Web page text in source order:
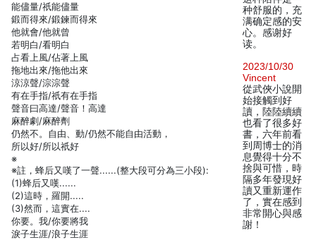
能儘量/祇能儘量
鍛而得來/鍛鍊而得來
他就會/他就曾
若明白/看明白
占看上風/佔著上風
拖地出來/拖他出來
涼涼聲/淙淙聲
有在手指/祇有在手指
聲音曰高達/聲音！高達
麻醉劇/麻醉劑
仍然不。自由、動/仍然不能自由活動，
所以好/所以祇好
※
※註，蜂后又嘆了一聲......(整大段可分為三小段):
(1)蜂后又嘆......
(2)這時，羅開.....
(3)然而，這實在....
你要。我/你要將我
淚子生涯/浪子生涯
种舒服的，充
满确定感的安
心。感谢好
读。
2023/10/30
Vincent
從武俠小說開
始接觸到好
讀，陸陸續續
也看了很多好
書，六年前看
到周博士的消
息覺得十分不
捨與可惜，時
隔多年發現好
讀又重新運作
了，實在感到
非常開心與感
謝！